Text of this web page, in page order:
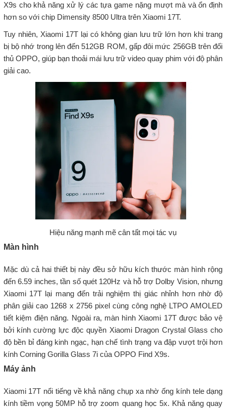
X9s cho khả năng xử lý các tựa game nặng mượt mà và ổn định
hơn so với chip Dimensity 8500 Ultra trên Xiaomi 17T.
Tuy nhiên, Xiaomi 17T lại có không gian lưu trữ lớn hơn khi trang
bị bộ nhớ trong lên đến 512GB ROM, gấp đôi mức 256GB trên đối
thủ OPPO, giúp bạn thoải mái lưu trữ video quay phim với độ phân
giải cao.
Hiệu năng mạnh mẽ cân tất mọi tác vụ
Màn hình
Mặc dù cả hai thiết bị này đều sở hữu kích thước màn hình rộng
đến 6.59 inches, tần số quét 120Hz và hỗ trợ Dolby Vision, nhưng
Xiaomi 17T lại mang đến trải nghiệm thị giác nhỉnh hơn nhờ độ
phân giải cao 1268 x 2756 pixel cùng công nghệ LTPO AMOLED
tiết kiệm điện năng. Ngoài ra, màn hình Xiaomi 17T được bảo vệ
bởi kính cường lực độc quyền Xiaomi Dragon Crystal Glass cho
độ bền bỉ đáng kinh ngạc, hạn chế tình trạng va đập vượt trội hơn
kính Corning Gorilla Glass 7i của OPPO Find X9s.
Máy ảnh
Xiaomi 17T nổi tiếng về khả năng chụp xa nhờ ống kính tele dạng
kính tiềm vọng 50MP hỗ trợ zoom quang học 5x. Khả năng quay